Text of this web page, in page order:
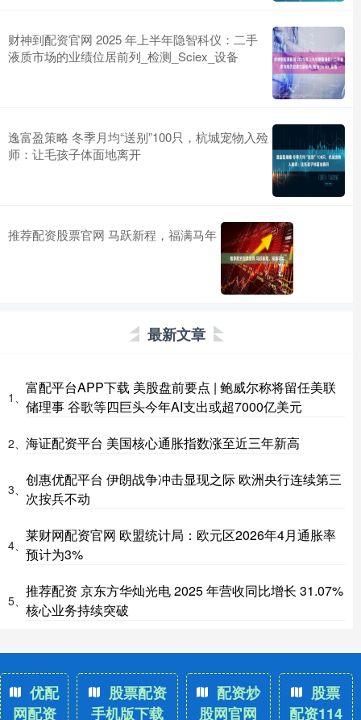
财神到配资官网 2025 年上半年隐智科仪：二手
液质市场的业绩位居前列_检测_Sciex_设备
逸富盈策略 冬季月均“送别”100只，杭城宠物入殓
师：让毛孩子体面地离开
推荐配资股票官网 马跃新程，福满马年
最新文章
1、
富配平台APP下载 美股盘前要点 | 鲍威尔称将留任美联
储理事 谷歌等四巨头今年AI支出或超7000亿美元
2、 海证配资平台 美国核心通胀指数涨至近三年新高
3、
创惠优配平台 伊朗战争冲击显现之际 欧洲央行连续第三
次按兵不动
4、
莱财网配资官网 欧盟统计局：欧元区2026年4月通胀率
预计为3%
5、
推荐配资 京东方华灿光电 2025 年营收同比增长 31.07%
核心业务持续突破
优配
网配资
股票配资
手机版下载
配资炒
股网官网
股票
配资114